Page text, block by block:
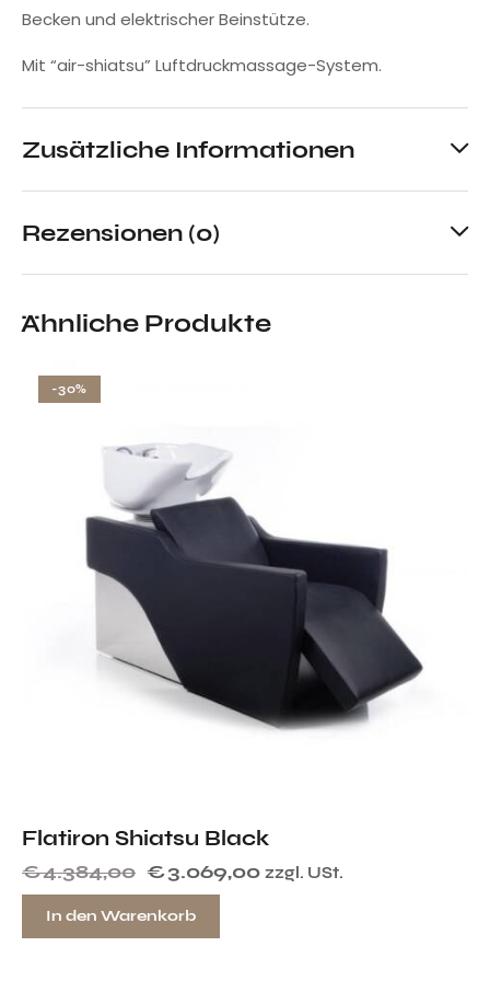
Becken und elektrischer Beinstütze.
Mit “air-shiatsu” Luftdruckmassage-System.
Zusätzliche Informationen
Rezensionen (0)
Ähnliche Produkte
-30%
Flatiron Shiatsu Black
€4.384,00 €3.069,00 zzgl. USt.
In den Warenkorb